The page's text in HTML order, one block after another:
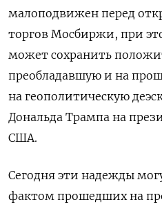
малоподвижен перед
торгов Мосбиржи, при
может сохранить
преобладавшую и на
на геополитическую
Дональда Трампа на
США.
Сегодня эти надежды
фактом прошедших на